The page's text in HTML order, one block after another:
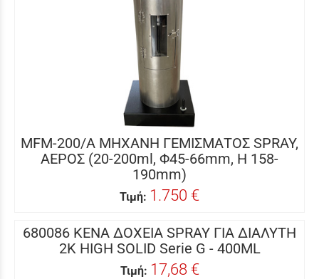
MFM-200/A ΜΗΧΑΝΗ ΓΕΜΙΣΜΑΤΟΣ SPRAY,
ΑΕΡΟΣ (20-200ml, Φ45-66mm, H 158-
190mm)
Τιμή: 1.750 €
680086 ΚΕΝΑ ΔΟΧΕΙΑ SPRAY ΓΙΑ ΔΙΑΛΥΤΗ
2K HIGH SOLID Serie G - 400ML
Τιμή: 17,68 €